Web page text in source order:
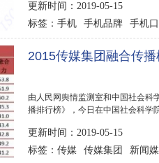
更新时间：2019-05-15
标签： 手机 手机品牌 手机
2015传媒集团融合传
由人民网舆情监测室和中国社会科
播排行榜》，今日在中国社会科学
更新时间：2019-05-15
标签： 传媒 传媒集团 新闻